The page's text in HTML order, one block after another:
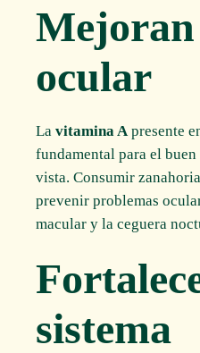
ocular
Lavitamina A presente
fundamental para el
vista. Consumir
prevenir problemas
macular y la ceguera
sistema